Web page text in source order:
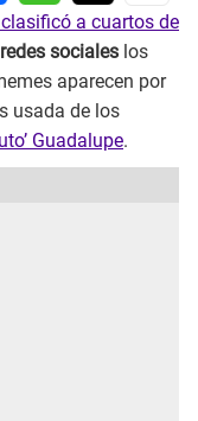
a cuartos de
redes sociales los
aparecen por
usada de los
Guadalupe.